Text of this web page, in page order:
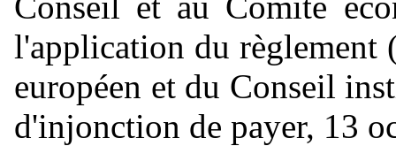
l'application du règlement
européen et du Conseil
d'injonction de payer, 13